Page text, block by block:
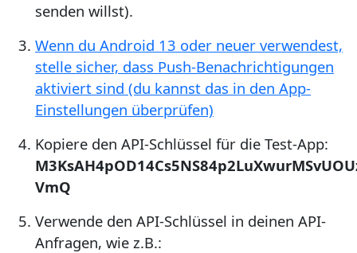
senden willst).
Wenn du Android 13 oder neuer verwendest,
stelle sicher, dass Push-Benachrichtigungen
aktiviert sind (du kannst das in den App-
Einstellungen überprüfen)
Kopiere den API-Schlüssel für die Test-App:
VmQ
Verwende den API-Schlüssel in deinen API-
Anfragen, wie z.B.: